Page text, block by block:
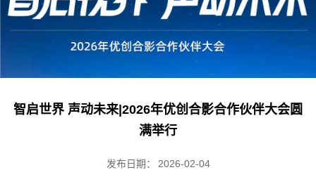
智启世界 声动未来|2026年优创合影合作伙伴大会圆
满举行
发布日期： 2026-02-04